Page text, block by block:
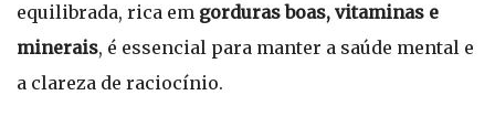
equilibrada, rica em gorduras boas, vitaminas e
minerais, é essencial para manter a saúde mental e
a clareza de raciocínio.